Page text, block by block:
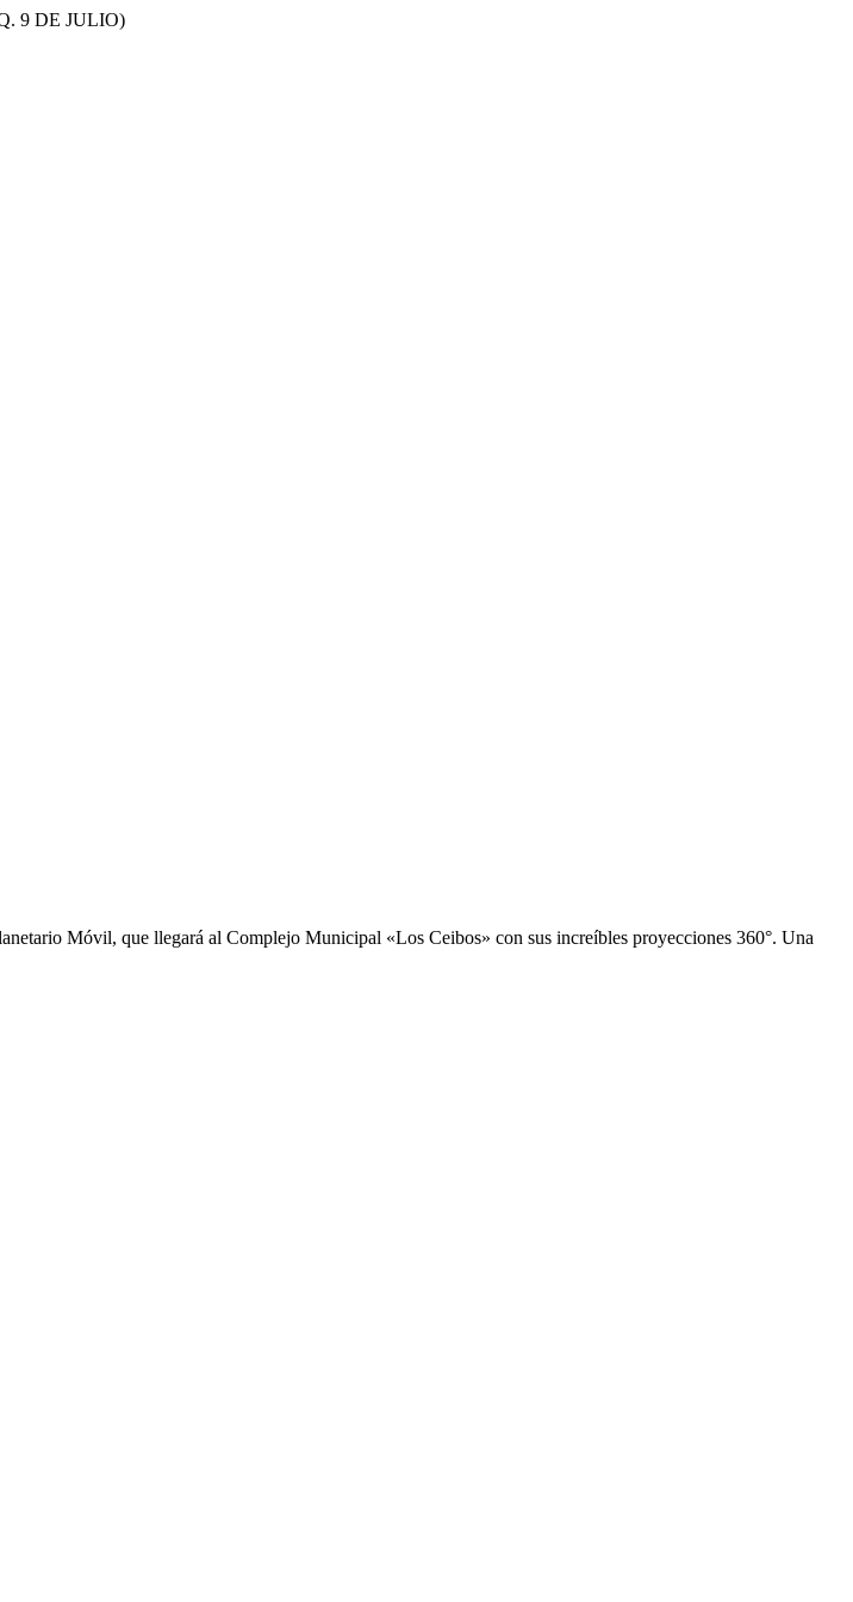
9 DE JULIO)
Móvil, que llegará al Complejo Municipal «Los Ceibos» con sus increíbles proyecciones 360°. Una